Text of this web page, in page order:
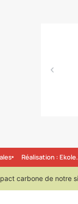
Réalisation :
carbone de notre